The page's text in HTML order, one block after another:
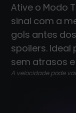
Ative o Modo
sinal com a
gols antes
spoilers.
sem atrasos
A velocidade pode